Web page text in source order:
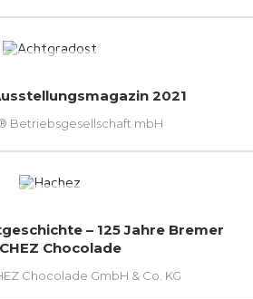
2021
Betriebsgesellschaft mbH
– 125 Jahre Bremer
Chocolade
Chocolade GmbH & Co. KG